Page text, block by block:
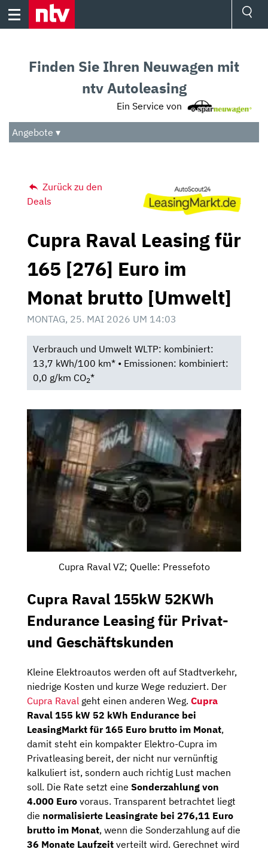
Skip
Audio
Das Beste
Finden Sie Ihren Neuwagen mit
ntv Autoleasing
Ein Service von
Angebote ▾
Zurück zu den
Deals
Cupra Raval Leasing für
165 [276] Euro im
Monat brutto [Umwelt]
MONTAG, 25. MAI 2026 UM 14:03
Verbrauch und Umwelt WLTP: kombiniert:
13,7 kWh/100 km* • Emissionen: kombiniert:
0,0 g/km CO2*
Cupra Raval VZ; Quelle: Pressefoto
Cupra Raval 155kW 52KWh
Endurance Leasing für Privat-
und Geschäftskunden
Kleine Elektroautos werden oft auf Stadtverkehr,
niedrige Kosten und kurze Wege reduziert. Der
Cupra Raval geht einen anderen Weg. Cupra
Raval 155 kW 52 kWh Endurance bei
LeasingMarkt für 165 Euro brutto im Monat,
damit steht ein kompakter Elektro-Cupra im
Privatleasing bereit, der nicht nur vernünftig
kalkuliert ist, sondern auch richtig Lust machen
soll. Die Rate setzt eine Sonderzahlung von
4.000 Euro voraus. Transparent betrachtet liegt
die normalisierte Leasingrate bei 276,11 Euro
brutto im Monat, wenn die Sonderzahlung auf die
36 Monate Laufzeit verteilt wird. Gerechnet wird